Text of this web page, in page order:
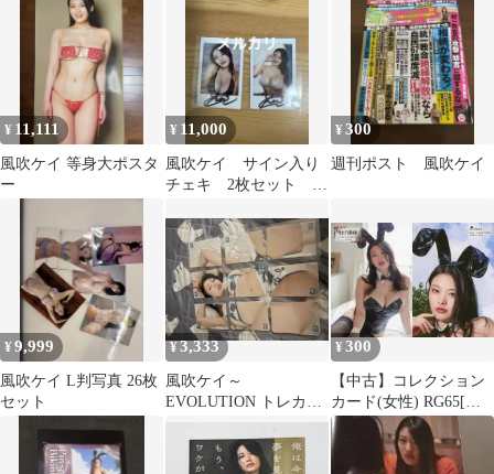
¥ 11,111
風吹ケイ 等身大ポスタ
ー
¥ 11,000
風吹ケイ サイン入り
チェキ 2枚セット グ
¥300
週刊ポスト 風吹ケイ
¥9,999
風吹ケイ L判写真 26枚
セット
¥3,333
風吹ケイ～
EVOLUTION トレカ
¥300
【中古】コレクション
カード(女性) RG65[レ
ギュラーカード]：風吹
ケイ/「風吹ケイVol.2」
トレーディングカード